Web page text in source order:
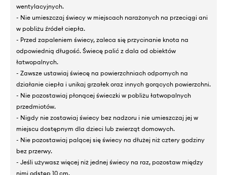
wentylacyjnych.
- Nie umieszczaj świecy w miejscach narażonych na przeciągi ani
w pobliżu źródeł ciepła.
- Przed zapaleniem świecy, zaleca się przycinanie knota na
odpowiednią długość. Świecę palić z dala od obiektów
łatwopalnych.
- Zawsze ustawiaj świecę na powierzchniach odpornych na
działanie ciepła i unikaj grzałek oraz innych gorących powierzchni.
- Nie pozostawiaj płonącej świeczki w pobliżu łatwopalnych
przedmiotów.
- Nigdy nie zostawiaj świecy bez nadzoru i nie umieszczaj jej w
miejscu dostępnym dla dzieci lub zwierząt domowych.
- Nie pozostawiaj palącej się świecy na dłużej niż cztery godziny
bez przerwy.
- Jeśli używasz więcej niż jednej świecy na raz, pozostaw między
nimi odstęp 10 cm.